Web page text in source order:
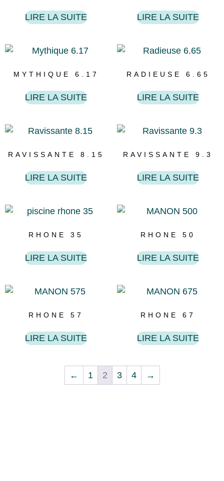
LIRE LA SUITE LIRE LA SUITE
MYTHIQUE 6.17
LIRE LA SUITE
RADIEUSE 6.65
LIRE LA SUITE
RAVISSANTE 8.15
LIRE LA SUITE
RAVISSANTE 9.3
LIRE LA SUITE
RHONE 35
LIRE LA SUITE
RHONE 50
LIRE LA SUITE
RHONE 57
LIRE LA SUITE
RHONE 67
LIRE LA SUITE
← 1 2 3 4 →